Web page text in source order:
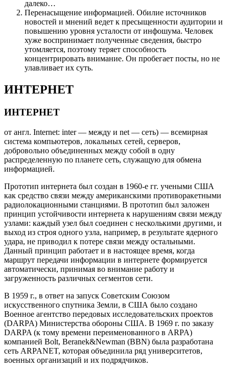
далеко…
Перенасыщение информацией. Обилие источников
новостей и мнений ведет к пресыщенности аудитории и
повышению уровня усталости от инфошума. Человек
хуже воспринимает полученные сведения, быстро
утомляется, поэтому теряет способность
концентрировать внимание. Он пробегает посты, но не
улавливает их суть.
ИНТЕРНЕТ
ИНТЕРНЕТ
от англ. Internet: inter — между и net — сеть) — всемирная
система компьютеров, локальных сетей, серверов,
добровольно объединенных между собой в одну
распределенную по планете сеть, служащую для обмена
информацией.
Прототип интернета был создан в 1960-е гг. учеными США
как средство связи между американскими противоракетными
радиолокационными станциями. В прототип был заложен
принцип устойчивости интернета к нарушениям связи между
узлами: каждый узел был соединен с несколькими другими, и
выход из строя одного узла, например, в результате ядерного
удара, не приводил к потере связи между остальными.
Данный принцип работает и в настоящее время, когда
маршрут передачи информации в интернете формируется
автоматически, принимая во внимание работу и
загруженность различных сегментов сети.
В 1959 г., в ответ на запуск Советским Союзом
искусственного спутника Земли, в США было создано
Военное агентство передовых исследовательских проектов
(DARPA) Министерства обороны США. В 1969 г. по заказу
DARPA (к тому времени переименованного в ARPA)
компанией Bolt, Beranek&Newman (BBN) была разработана
сеть ARPANET, которая объединила ряд университетов,
военных организаций и их подрядчиков.